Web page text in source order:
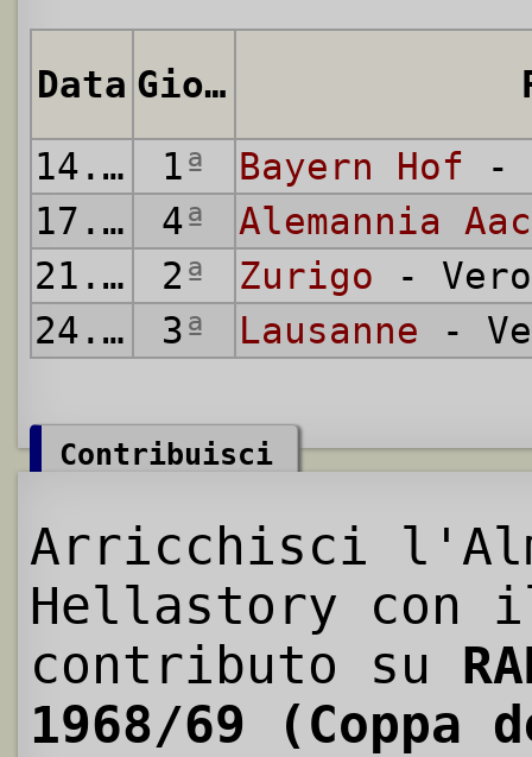
Data Giornata
14.06.1969
1ª Bayern Hof -
17.06.1969
4ª
Alemannia
21.06.1969
2ª Zurigo -
24.06.1969
3ª Lausanne -
Contribuisci
Arricchisci
Hellastory con
contributo su
1968/69